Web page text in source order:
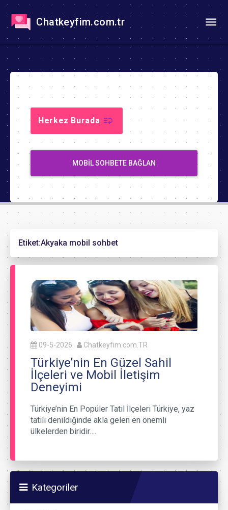
Chatkeyfim.com.tr
Herkez Burada
MOBIL SOHBETE BAĞLAN
Etiket:Akyaka mobil sohbet
09-5-2026 Chatkeyfim.com.TR
Türkiye’nin En Güzel Sahil
İlçeleri ve Mobil İletişim
Deneyimi
Türkiye’nin En Popüler Tatil İlçeleri Türkiye, yaz
tatili denildiğinde akla gelen en önemli
ülkelerden biridir….
Kategoriler